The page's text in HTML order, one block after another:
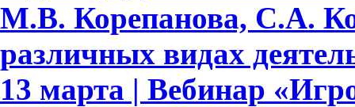
М.В. Корепанова, С.А.
различных видах
13 марта | Вебинар